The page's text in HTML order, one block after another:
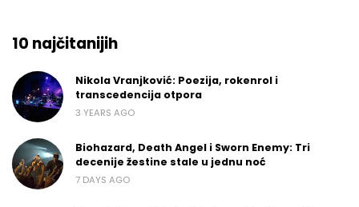
10 najčitanijih
Nikola Vranjković: Poezija, rokenrol i
transcedencija otpora
3 YEARS AGO
Biohazard, Death Angel i Sworn Enemy: Tri
decenije žestine stale u jednu noć
7 DAYS AGO